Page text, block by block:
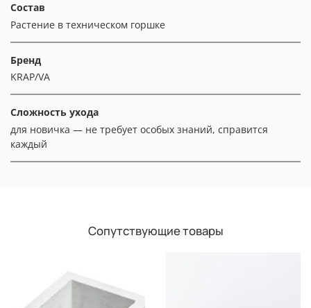
Состав
Растение в техническом горшке
Бренд
KRAP/VA
Сложность ухода
для новичка — не требует особых знаний, справится
каждый
Сопутствующие товары